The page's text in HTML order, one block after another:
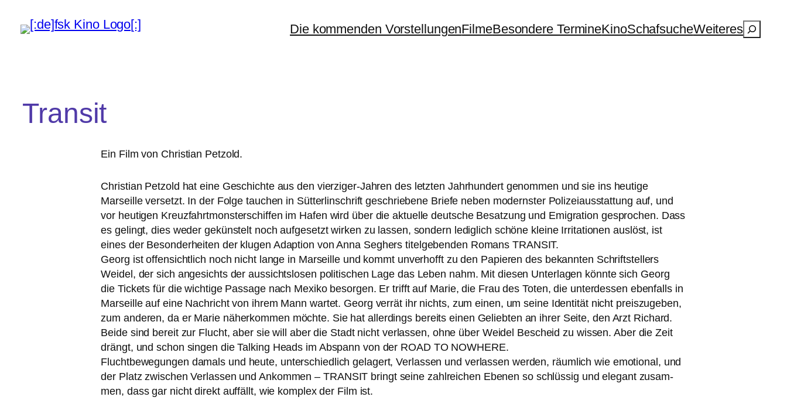
Die kommenden VorstellungenFilmeBesondere TermineKinoSchafsucheWeiteresSuchen
Transit
Ein Film von Christian Petzold.
Christian Petzold hat eine Geschichte aus den vier­zi­ger-Jahren des letz­ten Jahrhundert genom­men und sie ins heu­ti­ge
Marseille ver­setzt. In der Folge tau­chen in Sütterlinschrift geschrie­be­ne Briefe neben moderns­ter Polizeiausstattung auf, und
vor heu­ti­gen Kreuzfahrtmonsterschiffen im Hafen wird über die aktu­el­le deut­sche Besatzung und Emigration gespro­chen. Dass
es gelingt, dies weder geküns­telt noch auf­ge­setzt wir­ken zu las­sen, son­dern ledig­lich schö­ne klei­ne Irritationen aus­löst, ist
eines der Besonderheiten der klu­gen Adaption von Anna Seghers titel­ge­ben­den RomansTRANSIT.
Georg ist offen­sicht­lich noch nicht lan­ge in Marseille und kommt unver­hofft zu den Papieren des bekann­ten Schriftstellers
Weidel, der sich ange­sichts der aus­sichts­lo­sen poli­ti­schen Lage das Leben nahm. Mit die­sen Unterlagen könn­te sich Georg
die Tickets für die wich­ti­ge Passage nach Mexiko besor­gen. Er trifft auf Marie, die Frau des Toten, die unter­des­sen eben­falls in
Marseille auf eine Nachricht von ihrem Mann war­tet. Georg ver­rät ihr nichts, zum einen, um sei­ne Identität nicht preis­zu­ge­ben,
zum ande­ren, da er Marie näher­kom­men möch­te. Sie hat aller­dings bereits einen Geliebten an ihrer Seite, den Arzt Richard.
Beide sind bereit zur Flucht, aber sie will aber die Stadt nicht ver­las­sen, ohne über Weidel Bescheid zu wis­sen. Aber die Zeit
drängt, und schon sin­gen die Talking Heads im Abspann von der ROAD TO NOWHERE.
Fluchtbewegungen damals und heu­te, unter­schied­lich gela­gert, Verlassen und ver­las­sen wer­den, räum­lich wie emo­tio­nal, und
der Platz zwi­schen Verlassen und Ankommen – TRANSIT bringt sei­ne zahl­rei­chen Ebenen so schlüs­sig und ele­gant zusam­
men, dass gar nicht direkt auf­fällt, wie kom­plex der Film ist.